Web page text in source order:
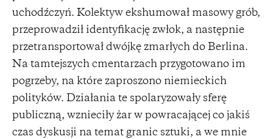
uchodźczyń. Kolektyw ekshumował masowy grób,
przeprowadził identyfikację zwłok, a następnie
przetransportował dwójkę zmarłych do Berlina.
Na tamtejszych cmentarzach przygotowano im
pogrzeby, na które zaproszono niemieckich
polityków. Działania te spolaryzowały sferę
publiczną, wznieciły żar w powracającej co jakiś
czas dyskusji na temat granic sztuki, a we mnie